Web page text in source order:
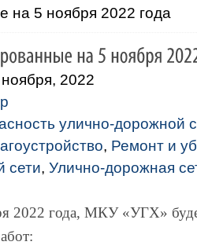
на 5 ноября 2022 года
2022
улично-дорожной
, Ремонт и
сети, Улично-дорожная
2022 года, МКУ «УГХ»